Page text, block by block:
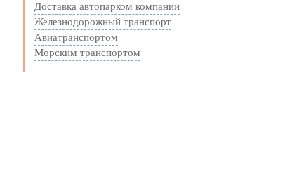
Доставка автопарком компании
Железнодорожный транспорт
Авиатранспортом
Морским транспортом